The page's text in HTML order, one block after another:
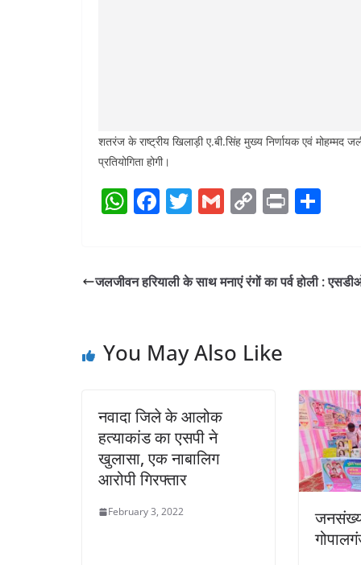
शतरंज के राष्ट्रीय खिलाड़ी ए.बी.सिंह मुख्य निर्णायक एवं मोहम्मद
प्रतियोगिता होगी।
W
s
p
F
e
o
T
er
G
l
C
y
k
Pr
e
जलजीवन हरियाली के साथ मनाएं रंगों का पर्व होली :
You May Also Like
नवादा जिले के आलोक
हत्याकांड का एसपी ने
खुलासा, एक नाबालिग
आरोपी गिरफ्तार
February 3, 2022